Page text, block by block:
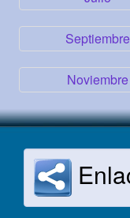
Septiembre
Noviembre